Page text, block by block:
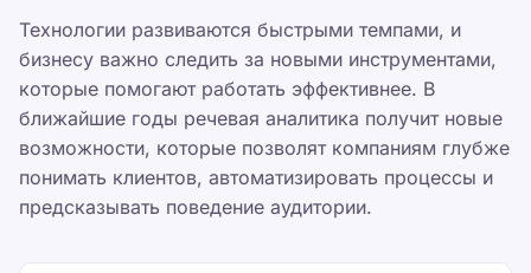
Технологии развиваются быстрыми темпами, и
бизнесу важно следить за новыми инструментами,
которые помогают работать эффективнее. В
ближайшие годы речевая аналитика получит новые
возможности, которые позволят компаниям глубже
понимать клиентов, автоматизировать процессы и
предсказывать поведение аудитории.